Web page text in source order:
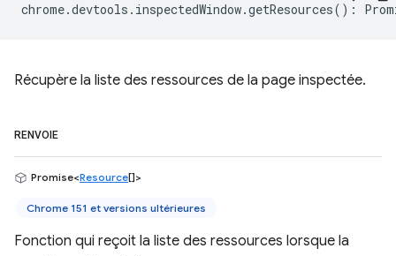
chrome.devtools . inspectedWindow.getResources() :
Récupère la liste des ressources de la page inspectée.
RENVOIE
Promise<Resource[]>
Chrome 151 et versions ultérieures
Fonction qui reçoit la liste des ressources lorsque la